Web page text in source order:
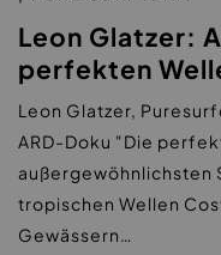
Leon Glatzer:
perfekten
Leon Glatzer,
ARD-Doku "Die
außergewöhnlichsten
tropischen Wellen
Gewässern…